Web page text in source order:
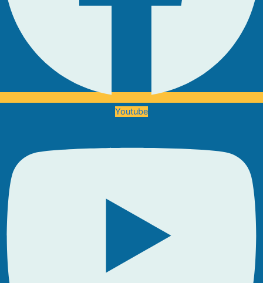
Youtube